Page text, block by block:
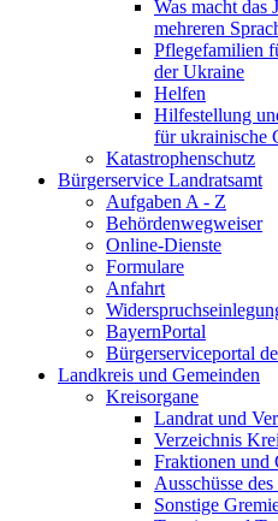
Was macht das
mehreren
Pflegefamilien
der Ukraine
Helfen
Hilfestellung
für ukrainische
Katastrophenschutz
Bürgerservice Landratsamt
Aufgaben A - Z
Behördenwegweiser
Online-Dienste
Formulare
Anfahrt
BayernPortal
Bürgerserviceportal
Landkreis und Gemeinden
Kreisorgane
Landrat und
Verzeichnis
Fraktionen und
Ausschüsse
Sonstige